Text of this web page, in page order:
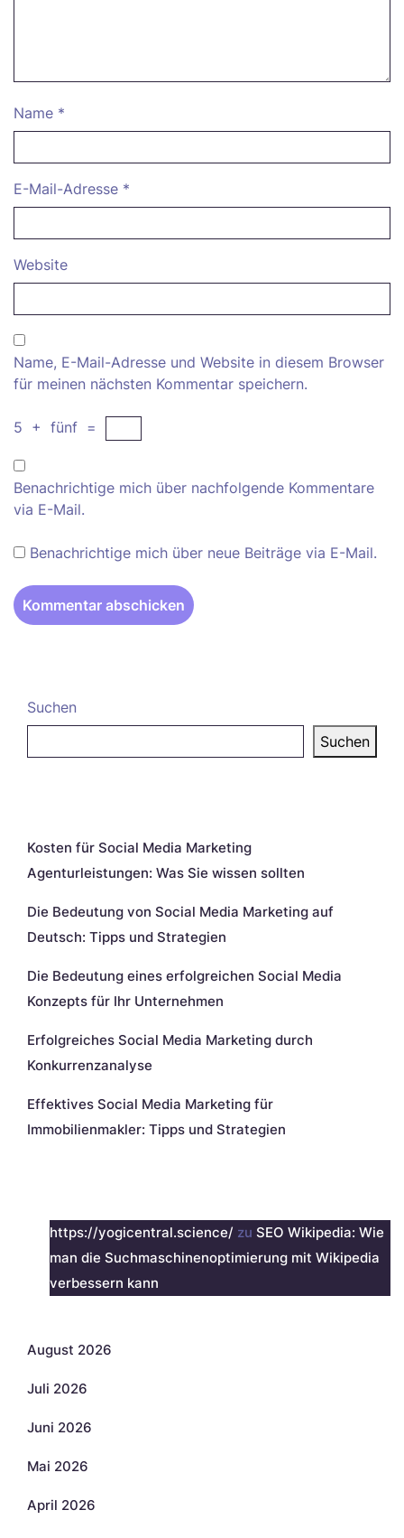
Name *
E-Mail-Adresse *
Website
Name, E-Mail-Adresse und Website in diesem Browser
für meinen nächsten Kommentar speichern.
5 + fünf =
Benachrichtige mich über nachfolgende Kommentare
via E-Mail.
Benachrichtige mich über neue Beiträge via E-Mail.
Suchen
Suchen
Kosten für Social Media Marketing
Agenturleistungen: Was Sie wissen sollten
Die Bedeutung von Social Media Marketing auf
Deutsch: Tipps und Strategien
Die Bedeutung eines erfolgreichen Social Media
Konzepts für Ihr Unternehmen
Erfolgreiches Social Media Marketing durch
Konkurrenzanalyse
Effektives Social Media Marketing für
Immobilienmakler: Tipps und Strategien
https://yogicentral.science/ zu SEO Wikipedia: Wie
man die Suchmaschinenoptimierung mit Wikipedia
verbessern kann
August 2026
Juli 2026
Juni 2026
Mai 2026
April 2026